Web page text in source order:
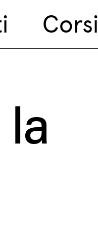
Corsi